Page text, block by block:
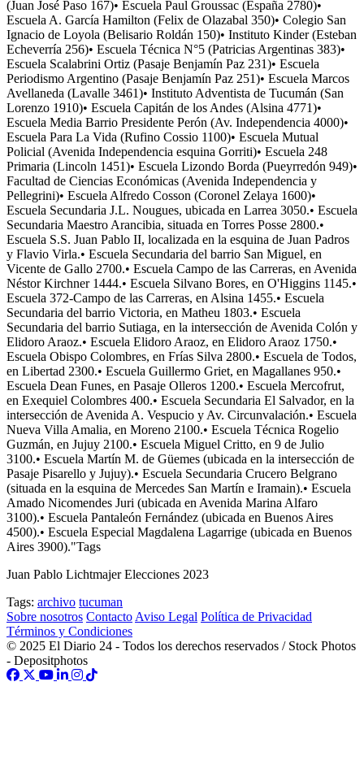
Juan Pablo Lichtmajer Elecciones 2023
Tags: archivo tucuman
Sobre nosotros Contacto Aviso Legal Política de Privacidad
Términos y Condiciones
© 2025 El Diario 24 - Todos los derechos reservados / Stock Photos
- Depositphotos